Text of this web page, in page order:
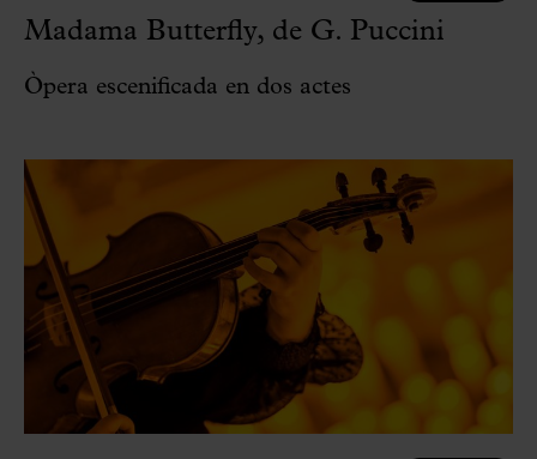
Madama Butterfly, de G. Puccini
Òpera escenificada en dos actes